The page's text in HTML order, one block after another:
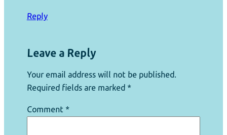
Reply
Leave a Reply
Your email address will not be published.
Required fields are marked *
Comment *